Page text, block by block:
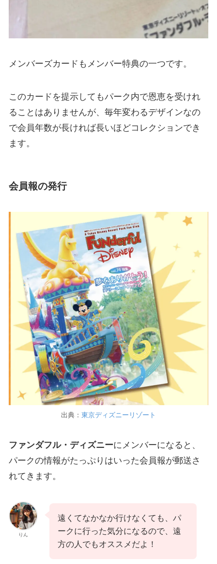
メンバーズカードもメンバー特典の一つです。
このカードを提示してもパーク内で恩恵を受けれ
ることはありませんが、毎年変わるデザインなの
で会員年数が長ければ長いほどコレクションでき
ます。
会員報の発行
出典： 東京ディズニーリゾート
ファンダフル・ディズニーにメンバーになると、
パークの情報がたっぷりはいった会員報が郵送さ
れてきます。
りん
遠くてなかなか行けなくても、パ
ークに行った気分になるので、遠
方の人でもオススメだよ！